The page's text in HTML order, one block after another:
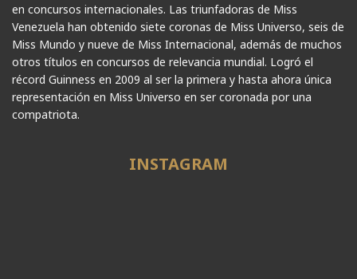
en concursos internacionales. Las triunfadoras de Miss
Venezuela han obtenido siete coronas de Miss Universo, seis de
Miss Mundo y nueve de Miss Internacional, además de muchos
otros títulos en concursos de relevancia mundial. Logró el
récord Guinness en 2009 al ser la primera y hasta ahora única
representación en Miss Universo en ser coronada por una
compatriota.
INSTAGRAM